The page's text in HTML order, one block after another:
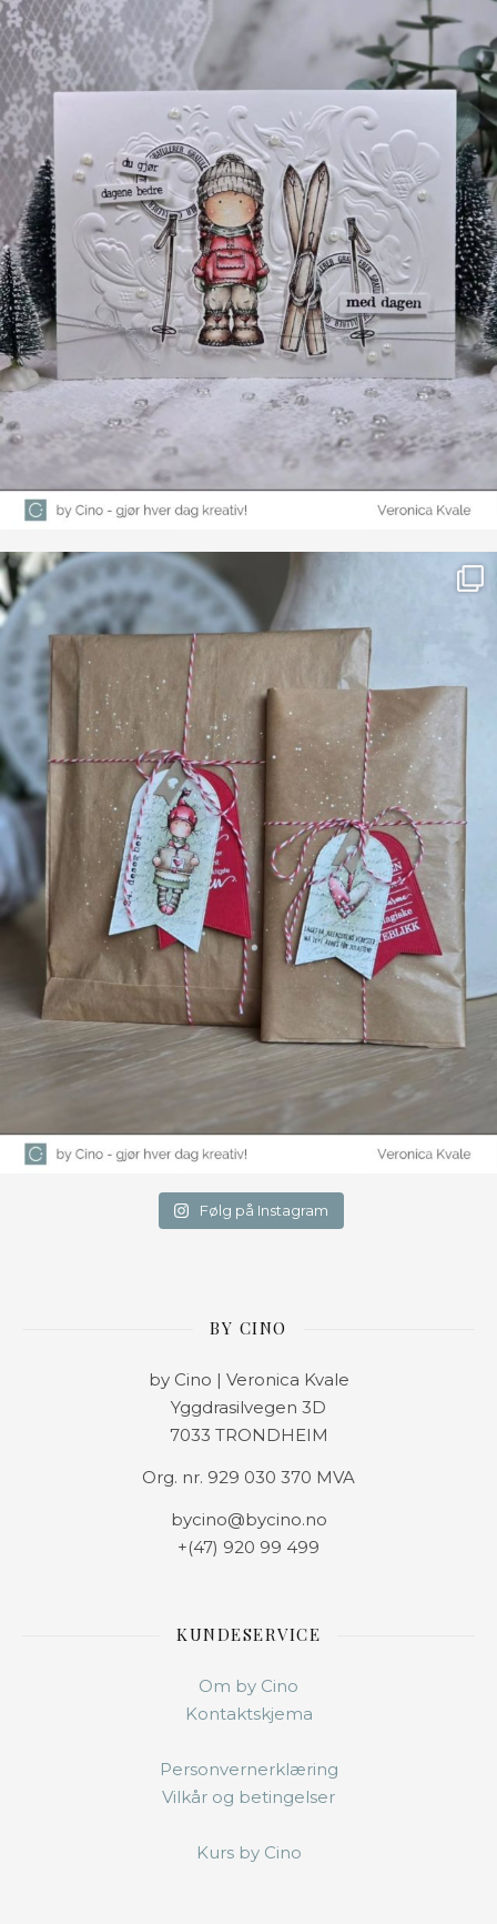
Farge
Følg på Instagram
BY CINO
by Cino | Veronica Kvale
Yggdrasilvegen 3D
7033 TRONDHEIM
Org. nr. 929 030 370 MVA
bycino@bycino.no
+(47) 920 99 499
KUNDESERVICE
Om by Cino
Kontaktskjema
Personvernerklæring
Vilkår og betingelser
Kurs by Cino